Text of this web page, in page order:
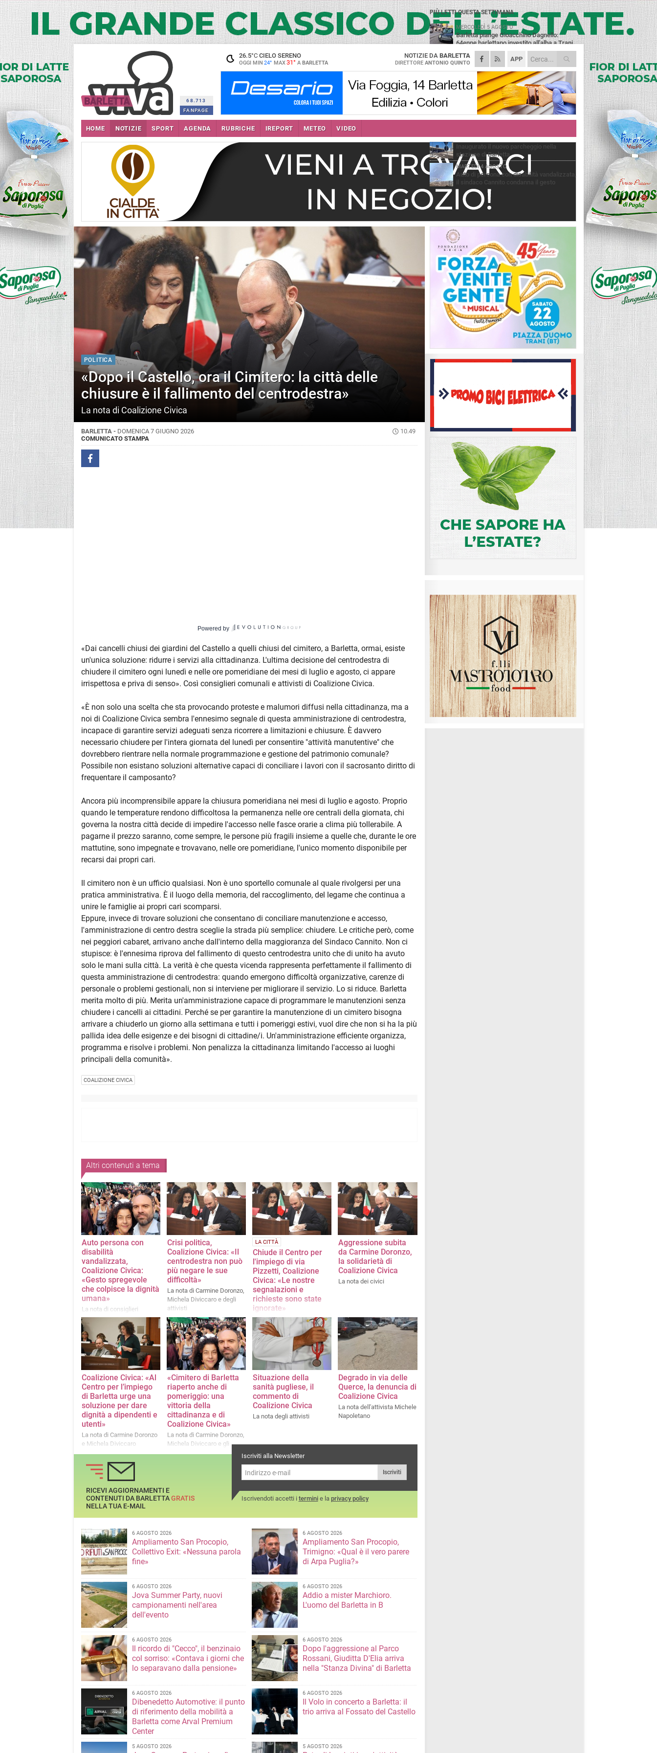
68.713
FANPAGE
26.5°CCIELO SERENO
OGGI MIN 24° MAX31° A BARLETTA
APP
NOTIZIE DA BARLETTA
DIRETTORE ANTONIO QUINTO
HOME NOTIZIE SPORT AGENDA RUBRICHE IREPORT METEO VIDEO
POLITICA
«Dopo il Castello, ora il Cimitero: la città delle
chiusure è il fallimento del centrodestra»
La nota di Coalizione Civica
BARLETTA - DOMENICA 7 GIUGNO 2026
10.49
COMUNICATO STAMPA
Powered by
«Dai cancelli chiusi dei giardini del Castello a quelli chiusi del cimitero, a Barletta, ormai, esiste
un'unica soluzione: ridurre i servizi alla cittadinanza. L'ultima decisione del centrodestra di
chiudere il cimitero ogni lunedì e nelle ore pomeridiane dei mesi di luglio e agosto, ci appare
irrispettosa e priva di senso». Così consiglieri comunali e attivisti di Coalizione Civica.
«È non solo una scelta che sta provocando proteste e malumori diffusi nella cittadinanza, ma a
noi di Coalizione Civica sembra l'ennesimo segnale di questa amministrazione di centrodestra,
incapace di garantire servizi adeguati senza ricorrere a limitazioni e chiusure. È davvero
necessario chiudere per l'intera giornata del lunedì per consentire "attività manutentive" che
dovrebbero rientrare nella normale programmazione e gestione del patrimonio comunale?
Possibile non esistano soluzioni alternative capaci di conciliare i lavori con il sacrosanto diritto di
frequentare il camposanto?
Ancora più incomprensibile appare la chiusura pomeridiana nei mesi di luglio e agosto. Proprio
quando le temperature rendono difficoltosa la permanenza nelle ore centrali della giornata, chi
governa la nostra città decide di impedire l'accesso nelle fasce orarie a clima più tollerabile. A
pagarne il prezzo saranno, come sempre, le persone più fragili insieme a quelle che, durante le ore
mattutine, sono impegnate e trovavano, nelle ore pomeridiane, l'unico momento disponibile per
recarsi dai propri cari.
Il cimitero non è un ufficio qualsiasi. Non è uno sportello comunale al quale rivolgersi per una
pratica amministrativa. È il luogo della memoria, del raccoglimento, del legame che continua a
unire le famiglie ai propri cari scomparsi.
Eppure, invece di trovare soluzioni che consentano di conciliare manutenzione e accesso,
l'amministrazione di centro destra sceglie la strada più semplice: chiudere. Le critiche però, come
nei peggiori cabaret, arrivano anche dall'interno della maggioranza del Sindaco Cannito. Non ci
stupisce: è l'ennesima riprova del fallimento di questo centrodestra unito che di unito ha avuto
solo le mani sulla città. La verità è che questa vicenda rappresenta perfettamente il fallimento di
questa amministrazione di centrodestra: quando emergono difficoltà organizzative, carenze di
personale o problemi gestionali, non si interviene per migliorare il servizio. Lo si riduce. Barletta
merita molto di più. Merita un'amministrazione capace di programmare le manutenzioni senza
chiudere i cancelli ai cittadini. Perché se per garantire la manutenzione di un cimitero bisogna
arrivare a chiuderlo un giorno alla settimana e tutti i pomeriggi estivi, vuol dire che non si ha la più
pallida idea delle esigenze e dei bisogni di cittadine/i. Un'amministrazione efficiente organizza,
programma e risolve i problemi. Non penalizza la cittadinanza limitando l'accesso ai luoghi
principali della comunità».
COALIZIONE CIVICA
Altri contenuti a tema
Auto persona con
disabilità
vandalizzata,
Coalizione Civica:
«Gesto spregevole
che colpisce la dignità
umana»
La nota di consiglieri
comunali e attivisti
Crisi politica,
Coalizione Civica: «Il
centrodestra non può
più negare le sue
difficoltà»
La nota di Carmine Doronzo,
Michela Diviccaro e degli
attivisti
LA CITTÀ
Chiude il Centro per
l'impiego di via
Pizzetti, Coalizione
Civica: «Le nostre
segnalazioni e
richieste sono state
ignorate»
«Riteniamo necessario che
venga fatta piena chiarezza
sulle responsabilità
amministrative»
Aggressione subita
da Carmine Doronzo,
la solidarietà di
Coalizione Civica
La nota dei civici
Coalizione Civica: «Al
Centro per l’impiego
di Barletta urge una
soluzione per dare
dignità a dipendenti e
utenti»
La nota di Carmine Doronzo
e Michela Diviccaro
«Cimitero di Barletta
riaperto anche di
pomeriggio: una
vittoria della
cittadinanza e di
Coalizione Civica»
La nota di Carmine Doronzo,
Michela Diviccaro e gli
attivisti
Situazione della
sanità pugliese, il
commento di
Coalizione Civica
La nota degli attivisti
Degrado in via delle
Querce, la denuncia di
Coalizione Civica
La nota dell'attivista Michele
Napoletano
Iscriviti alla Newsletter
Iscriviti
Iscrivendoti accetti i terminie la privacy policy
RICEVI AGGIORNAMENTI E
CONTENUTI DA BARLETTAGRATIS
NELLA TUA E-MAIL
6 AGOSTO 2026
Ampliamento San Procopio,
Collettivo Exit: «Nessuna parola
fine»
6 AGOSTO 2026
Ampliamento San Procopio,
Trimigno: «Qual è il vero parere
di Arpa Puglia?»
6 AGOSTO 2026
Jova Summer Party, nuovi
campionamenti nell'area
dell'evento
6 AGOSTO 2026
Addio a mister Marchioro.
L'uomo del Barletta in B
6 AGOSTO 2026
Il ricordo di "Cecco", il benzinaio
col sorriso: «Contava i giorni che
lo separavano dalla pensione»
6 AGOSTO 2026
Dopo l'aggressione al Parco
Rossani, Giuditta D'Elia arriva
nella "Stanza Divina" di Barletta
6 AGOSTO 2026
Dibenedetto Automotive: il punto
di riferimento della mobilità a
Barletta come Arval Premium
Center
6 AGOSTO 2026
Il Volo in concerto a Barletta: il
trio arriva al Fossato del Castello
5 AGOSTO 2026 5 AGOSTO 2026
PIÙ LETTI QUESTA SETTIMANA
MERCOLEDÌ 5 AGOSTO
Barletta piange Gioacchino Dagnello:
64enne barlettano investito all'alba a Trani
GIOVEDÌ 6 AGOSTO
Il ricordo di "Cecco", il benzinaio col
sorriso: «Contava i giorni che lo
separavano dalla pensione»
MERCOLEDÌ 5 AGOSTO
Jova Summer Party, giovedì mattina
sopralluogo nell'area dell'evento
DOMENICA 2 AGOSTO
Beni confiscati alla mafia. Nasce il servizio
VENERDÌ 31 LUGLIO
Inaugurato il nuovo parcheggio nella
stazione di Barletta
MARTEDÌ 4 AGOSTO
Auto di persona con disabilità vandalizzata,
il sindaco Cannito condanna il gesto